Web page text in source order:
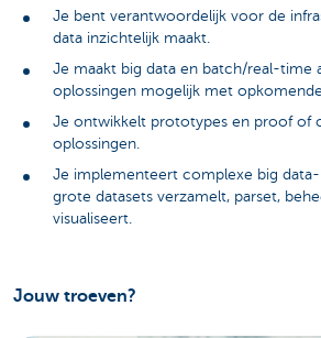
Je bent verantwoordelijk voor de
data inzichtelijk maakt.
Je maakt big data en batch/real-time
oplossingen mogelijk met
Je ontwikkelt prototypes en proof of
oplossingen.
Je implementeert complexe big
grote datasets verzamelt, parset,
visualiseert.
Jouw troeven?